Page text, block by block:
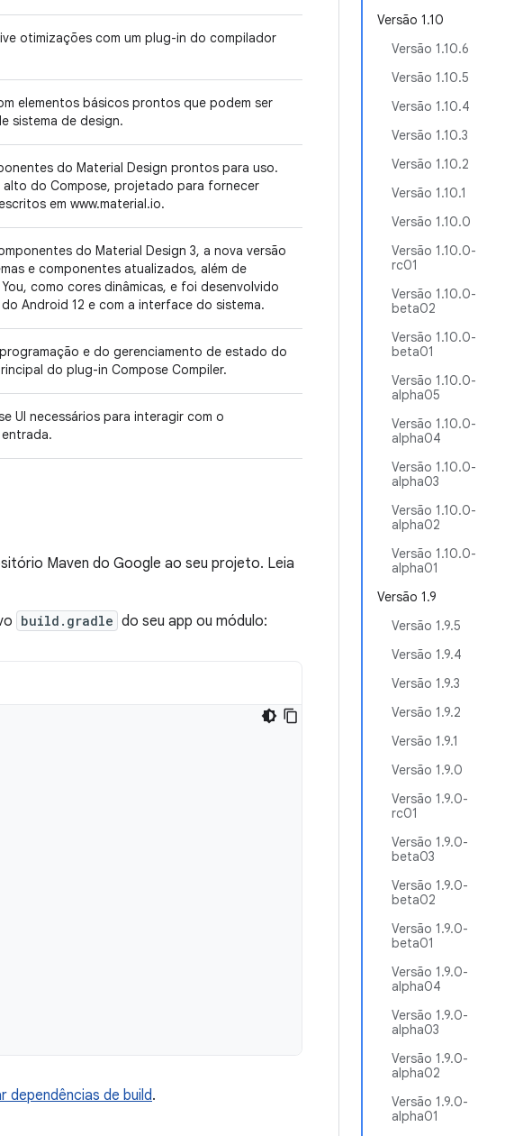
Versão 1.10
Versão 1.10.6
Versão 1.10.5
Versão 1.10.4
Versão 1.10.3
Versão 1.10.2
Versão 1.10.1
Versão 1.10.0
Versão 1.10.0-
rc01
Versão 1.10.0-
beta02
Versão 1.10.0-
beta01
Versão 1.10.0-
alpha05
Versão 1.10.0-
alpha04
Versão 1.10.0-
alpha03
Versão 1.10.0-
alpha02
Versão 1.10.0-
alpha01
Versão 1.9
Versão 1.9.5
Versão 1.9.4
Versão 1.9.3
Versão 1.9.2
Versão 1.9.1
Versão 1.9.0
Versão 1.9.0-
rc01
Versão 1.9.0-
beta03
Versão 1.9.0-
beta02
Versão 1.9.0-
beta01
Versão 1.9.0-
alpha04
Versão 1.9.0-
alpha03
Versão 1.9.0-
alpha02
Versão 1.9.0-
alpha01
otimizações com um plug-in do compilador
elementos básicos prontos que podem ser
sistema de design.
do Material Design prontos para uso.
do Compose, projetado para fornecer
em www.material.io.
do Material Design 3, a nova versão
e componentes atualizados, além de
como cores dinâmicas, e foi desenvolvido
Android 12 e com a interface do sistema.
e do gerenciamento de estado do
do plug-in Compose Compiler.
UI necessários para interagir com o
Maven do Google ao seu projeto. Leia
build.gradle do seu app ou módulo:
dependências de build.